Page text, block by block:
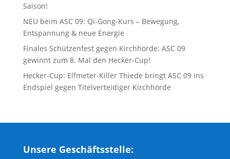
Saison!
NEU beim ASC 09: Qi-Gong-Kurs – Bewegung,
Entspannung & neue Energie
Finales Schützenfest gegen Kirchhörde: ASC 09
gewinnt zum 8. Mal den Hecker-Cup!
Hecker-Cup: Elfmeter-Killer Thiede bringt ASC 09 ins
Endspiel gegen Titelverteidiger Kirchhörde
Unsere Geschäftsstelle: